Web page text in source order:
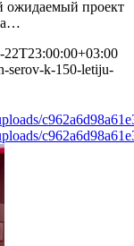
ожидаемый проект
22T23:00:00+03:00
serov-k-150-letiju-